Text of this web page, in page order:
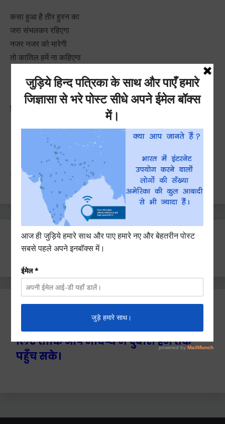
कसा हुआ है तीर हुस्न का
जरा संभलकर रहिएगा
नजर नजर को मारेगी
तो कातिल हमें ना कहिएगा
रिमझिम बारिश में तुझसे मुलाकात का?
जवाँ दिलों में धड़कते हुए जज़्बात का ?
भीगी जुल्फें और होठों पे सरकती बूँदें
कुछ ऐसा मंज़र हो तो मज़ा है बरसात का.
Pages: 1 3 5 6 8 9 10
Search
for:
Ctrl+D दबाएँ हमे बुकमार्क / सेव करने के
लिए ताकि आप भविष्य में दुबारा हम तक
पहुँच सके।